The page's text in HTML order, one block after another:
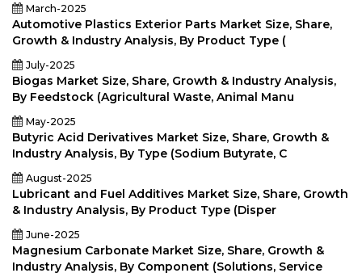
March-2025
Automotive Plastics Exterior Parts Market Size, Share,
Growth & Industry Analysis, By Product Type (
July-2025
Biogas Market Size, Share, Growth & Industry Analysis,
By Feedstock (Agricultural Waste, Animal Manu
May-2025
Butyric Acid Derivatives Market Size, Share, Growth &
Industry Analysis, By Type (Sodium Butyrate, C
August-2025
Lubricant and Fuel Additives Market Size, Share, Growth
& Industry Analysis, By Product Type (Disper
June-2025
Magnesium Carbonate Market Size, Share, Growth &
Industry Analysis, By Component (Solutions, Service